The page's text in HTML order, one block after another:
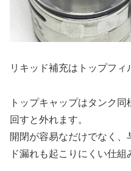
リキッド補充はトップフィ
トップキャップはタンク
回すと外れます。
開閉が容易なだけでなく
ド漏れも起こりにくい仕組